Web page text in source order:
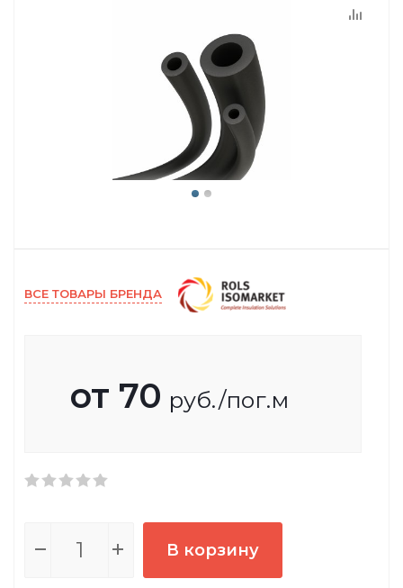
ВСЕ ТОВАРЫ БРЕНДА
от 70 руб./пог.м
В корзину